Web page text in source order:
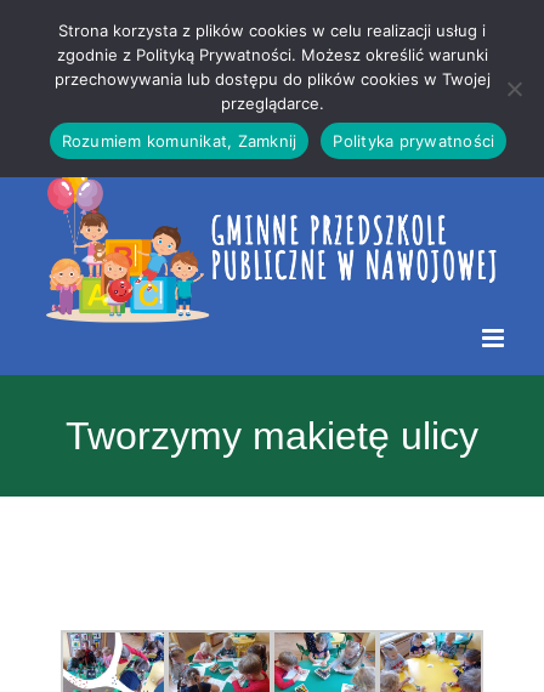
treści
strony
Tworzymy makietę ulicy
Strona korzysta z plików cookies w celu realizacji usług i
zgodnie z Polityką Prywatności. Możesz określić warunki
przechowywania lub dostępu do plików cookies w Twojej
przeglądarce.
Rozumiem komunikat, Zamknij
Polityka prywatności